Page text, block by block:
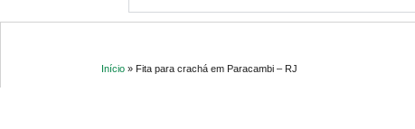
Início » Fita para crachá em Paracambi – RJ